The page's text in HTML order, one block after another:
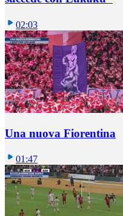
02:03
Una nuova Fiorentina
01:47